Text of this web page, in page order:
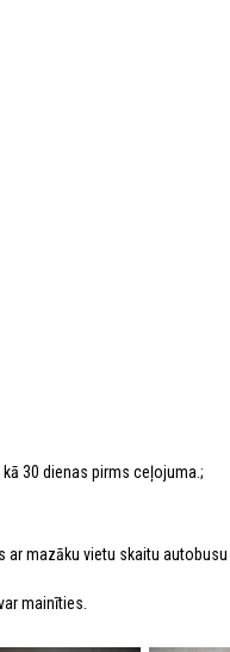
30 dienas pirms ceļojuma.;
mazāku vietu skaitu
mainīties.